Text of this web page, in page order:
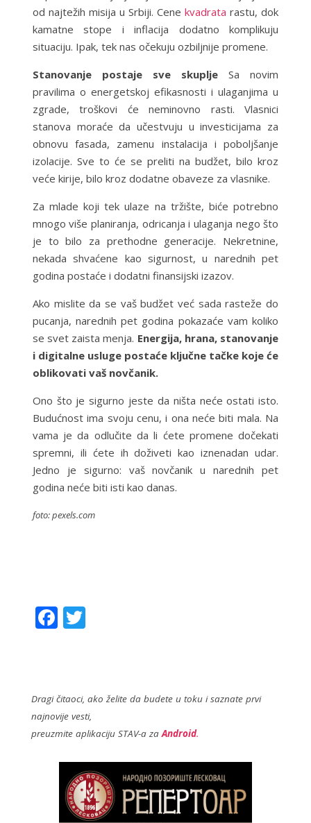
od najtežih misija u Srbiji. Cenekvadrata rastu, dok
kamatne stope i inflacija dodatno komplikuju
situaciju. Ipak, tek nas očekuju ozbiljnije promene.
Stanovanje postaje sve skuplje Sa novim
pravilima o energetskoj efikasnosti i ulaganjima u
zgrade, troškovi će neminovno rasti. Vlasnici
stanova moraće da učestvuju u investicijama za
obnovu fasada, zamenu instalacija i poboljšanje
izolacije. Sve to će se preliti na budžet, bilo kroz
veće kirije, bilo kroz dodatne obaveze za vlasnike.
Za mlade koji tek ulaze na tržište, biće potrebno
mnogo više planiranja, odricanja i ulaganja nego što
je to bilo za prethodne generacije. Nekretnine,
nekada shvaćene kao sigurnost, u narednih pet
godina postaće i dodatni finansijski izazov.
Ako mislite da se vaš budžet već sada rasteže do
pucanja, narednih pet godina pokazaće vam koliko
se svet zaista menja. Energija, hrana, stanovanje
i digitalne usluge postaće ključne tačke koje će
oblikovati vaš novčanik.
Ono što je sigurno jeste da ništa neće ostati isto.
Budućnost ima svoju cenu, i ona neće biti mala. Na
vama je da odlučite da li ćete promene dočekati
spremni, ili ćete ih doživeti kao iznenadan udar.
Jedno je sigurno: vaš novčanik u narednih pet
godina neće biti isti kao danas.
foto: pexels.com
F
o
o
T
Dragi čitaoci, ako želite da budete u toku i saznate prvi
najnovije vesti,
preuzmite aplikaciju STAV-a za Android.